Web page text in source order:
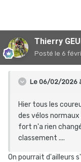
Thierry
Posté le 6
Le 06/02/2026
Hier tous les
des vélos
fort n'a rien
classement ....
On pourrait d'ailleurs